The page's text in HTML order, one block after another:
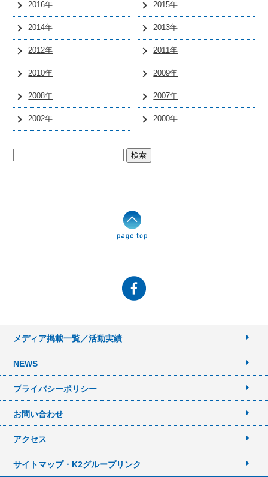
2016年 2015年
2014年 2013年
2012年 2011年
2010年 2009年
2008年 2007年
2002年 2000年
メディア掲載一覧／活動実績
NEWS
プライバシーポリシー
お問い合わせ
アクセス
サイトマップ・K2グループリンク